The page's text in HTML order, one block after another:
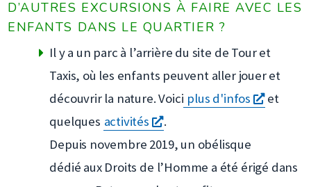
nouvelle
fenêtre
D’AUTRES EXCURSIONS À FAIRE AVEC LES
ENFANTS DANS LE QUARTIER ?
Il y a un parc à l’arrière du site de Tour et
Taxis, où les enfants peuvent aller jouer et
découvrir la nature. Voici plus d'infos
s'ouvre
nouvelle
et
quelques activités
s'ouvre
dans
une
.
Depuis novembre 2019, un obélisque
dédié aux Droits de l’Homme a été érigé dans